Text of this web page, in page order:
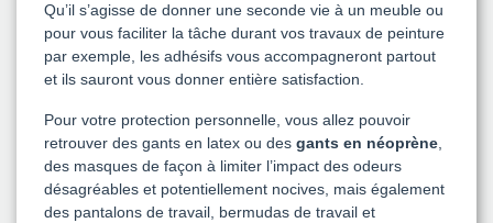
Qu’il s’agisse de donner une seconde vie à un meuble ou
pour vous faciliter la tâche durant vos travaux de peinture
par exemple, les adhésifs vous accompagneront partout
et ils sauront vous donner entière satisfaction.
Pour votre protection personnelle, vous allez pouvoir
retrouver des gants en latex ou des gants en néoprène,
des masques de façon à limiter l’impact des odeurs
désagréables et potentiellement nocives, mais également
des pantalons de travail, bermudas de travail et